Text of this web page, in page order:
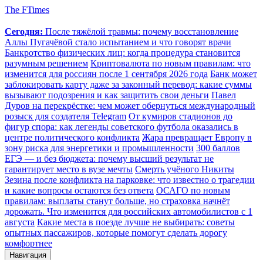
The FTimes
Сегодня: После тяжёлой травмы: почему восстановление
Аллы Пугачёвой стало испытанием и что говорят врачи
Банкротство физических лиц: когда процедура становится
разумным решением Криптовалюта по новым правилам: что
изменится для россиян после 1 сентября 2026 года Банк может
заблокировать карту даже за законный перевод: какие суммы
вызывают подозрения и как защитить свои деньги Павел
Дуров на перекрёстке: чем может обернуться международный
розыск для создателя Telegram От кумиров стадионов до
фигур спора: как легенды советского футбола оказались в
центре политического конфликта Жара превращает Европу в
зону риска для энергетики и промышленности 300 баллов
ЕГЭ — и без бюджета: почему высший результат не
гарантирует место в вузе мечты Смерть учёного Никиты
Зезина после конфликта на парковке: что известно о трагедии
и какие вопросы остаются без ответа ОСАГО по новым
правилам: выплаты станут больше, но страховка начнёт
дорожать. Что изменится для российских автомобилистов с 1
августа Какие места в поезде лучше не выбирать: советы
опытных пассажиров, которые помогут сделать дорогу
комфортнее
Навигация